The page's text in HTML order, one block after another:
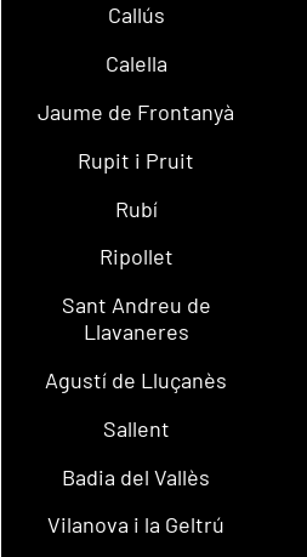
Callús
Calella
Jaume de Frontanyà
Rupit i Pruit
Rubí
Ripollet
Sant Andreu de
Llavaneres
Agustí de Lluçanès
Sallent
Badia del Vallès
Vilanova i la Geltrú